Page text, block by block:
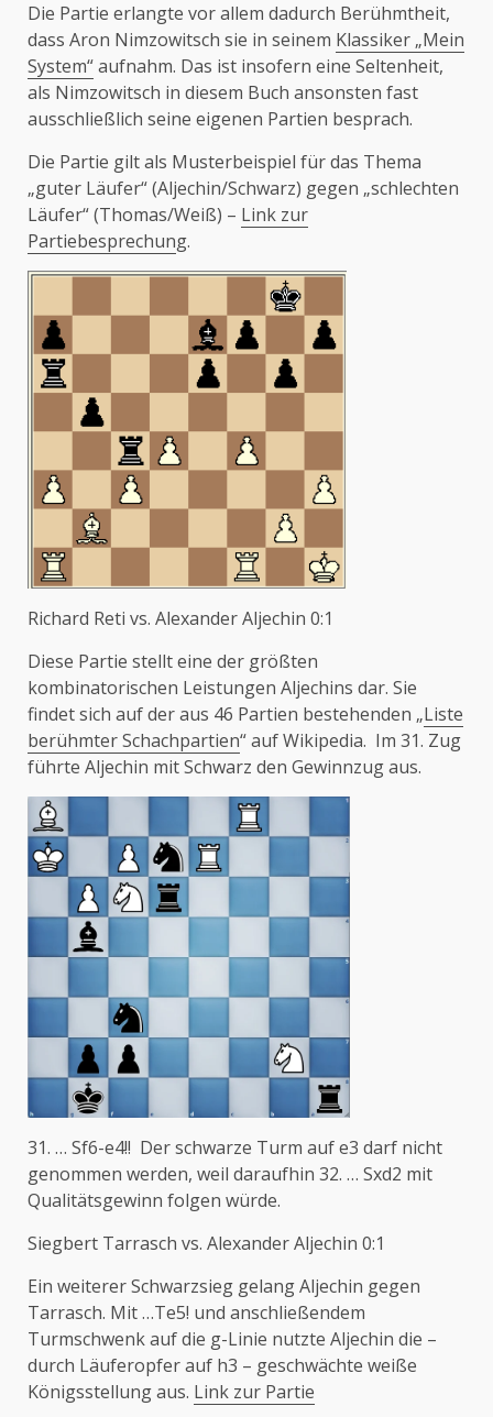
Die Partie erlangte vor allem dadurch Berühmtheit,
dass Aron Nimzowitsch sie in seinem Klassiker „Mein
System“aufnahm. Das ist insofern eine Seltenheit,
als Nimzowitsch in diesem Buch ansonsten fast
ausschließlich seine eigenen Partien besprach.
Die Partie gilt als Musterbeispiel für das Thema
„guter Läufer“ (Aljechin/Schwarz) gegen „schlechten
Läufer“ (Thomas/Weiß) – Link zur
Partiebesprechung.
Richard Reti vs. Alexander Aljechin 0:1
Diese Partie stellt eine der größten
kombinatorischen Leistungen Aljechins dar. Sie
findet sich auf der aus 46 Partien bestehenden „Liste
berühmter Schachpartien“ auf Wikipedia. Im 31. Zug
führte Aljechin mit Schwarz den Gewinnzug aus.
31. … Sf6-e4!! Der schwarze Turm auf e3 darf nicht
genommen werden, weil daraufhin 32. … Sxd2 mit
Qualitätsgewinn folgen würde.
Siegbert Tarrasch vs. Alexander Aljechin 0:1
Ein weiterer Schwarzsieg gelang Aljechin gegen
Tarrasch. Mit …Te5! und anschließendem
Turmschwenk auf die g-Linie nutzte Aljechin die –
durch Läuferopfer auf h3 – geschwächte weiße
Königsstellung aus. Link zur Partie